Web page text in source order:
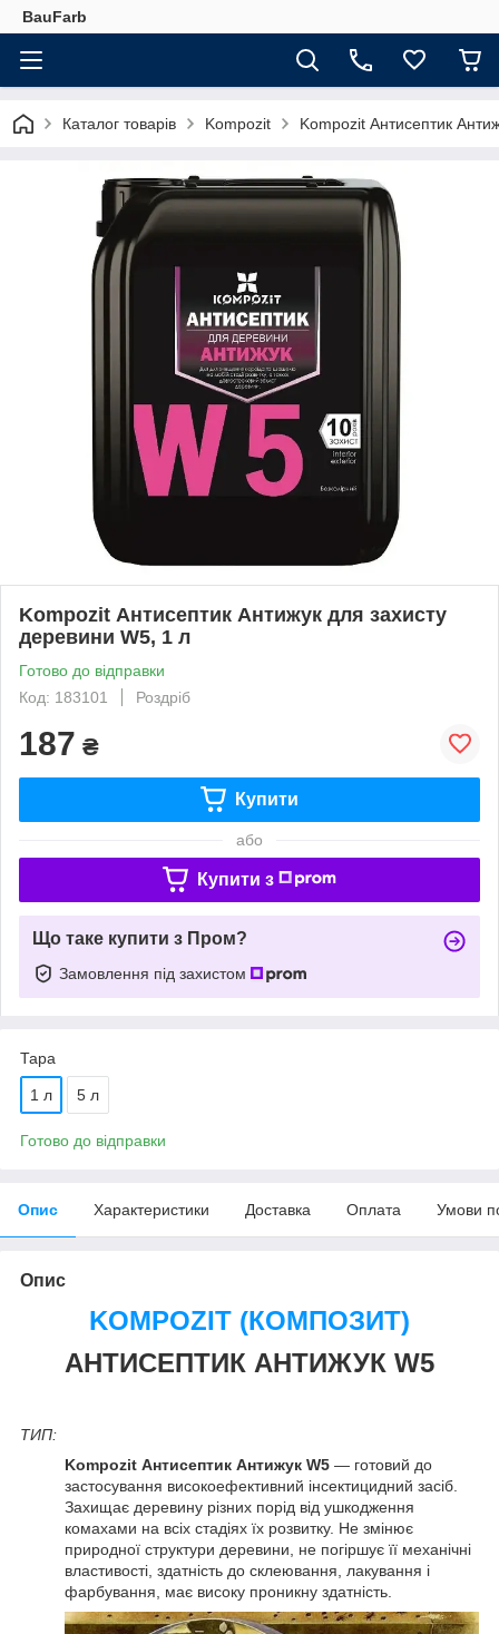
BauFarb
Каталог товарів Kompozit Kompozit Антисептик
Kompozit Антисептик Антижук для захисту
деревини W5, 1 л
Готово до відправки
Код: 183101
Роздріб
187 ₴
Купити
або
Купити з
Що таке купити з Пром?
Замовлення під захистом
Тара
1 л 5 л
Готово до відправки
Опис Характеристики Доставка Оплата Умови
Опис
KOMPOZIT (КОМПОЗИТ)
АНТИСЕПТИК АНТИЖУК W5
ТИП:
Kompozit Антисептик Антижук W5 — готовий до
застосування високоефективний інсектицидний засіб.
Захищає деревину різних порід від ушкодження
комахами на всіх стадіях їх розвитку. Не змінює
природної структури деревини, не погіршує її механічні
властивості, здатність до склеювання, лакування і
фарбування, має високу проникну здатність.